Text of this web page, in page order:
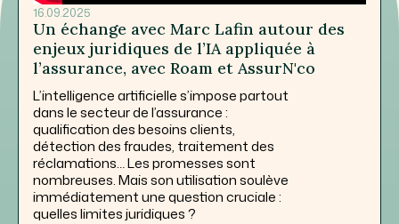
16.09.2025
Un échange avec Marc Lafin autour des
enjeux juridiques de l’IA appliquée à
l’assurance, avec Roam et AssurN'co
L’intelligence artificielle s’impose partout
dans le secteur de l’assurance :
qualification des besoins clients,
détection des fraudes, traitement des
réclamations… Les promesses sont
nombreuses. Mais son utilisation soulève
immédiatement une question cruciale :
quelles limites juridiques ?